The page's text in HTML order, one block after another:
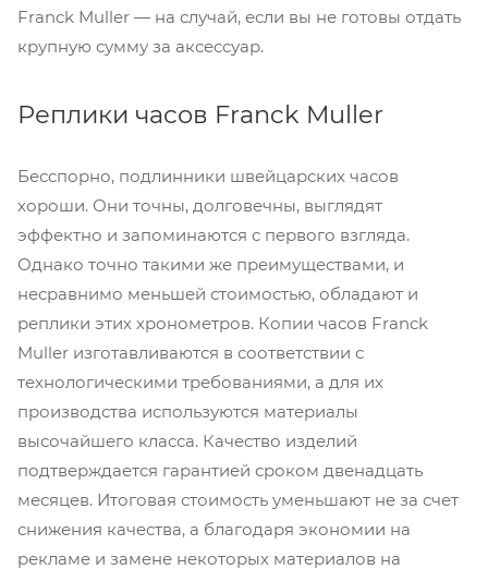
Franck Muller — на случай, если вы не готовы отдать
крупную сумму за аксессуар.
Реплики часов Franck Muller
Бесспорно, подлинники швейцарских часов
хороши. Они точны, долговечны, выглядят
эффектно и запоминаются с первого взгляда.
Однако точно такими же преимуществами, и
несравнимо меньшей стоимостью, обладают и
реплики этих хронометров. Копии часов Franck
Muller изготавливаются в соответствии с
технологическими требованиями, а для их
производства используются материалы
высочайшего класса. Качество изделий
подтверждается гарантией сроком двенадцать
месяцев. Итоговая стоимость уменьшают не за счет
снижения качества, а благодаря экономии на
рекламе и замене некоторых материалов на